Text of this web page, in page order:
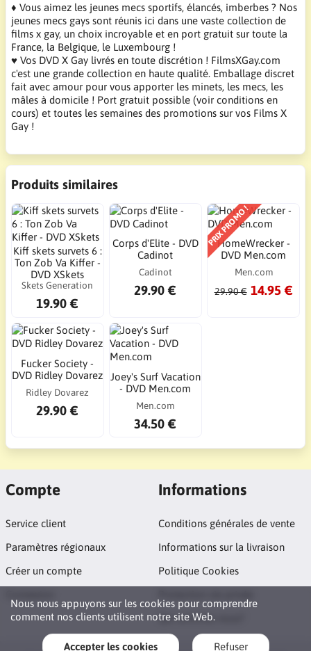
♦ Vous aimez les jeunes mecs sportifs, élancés, imberbes ? Nos
jeunes mecs gays sont réunis ici dans une vaste collection de
films x gay, un choix incroyable et en port gratuit sur toute la
France, la Belgique, le Luxembourg !
♥ Vos DVD X Gay livrés en toute discrétion ! FilmsXGay.com
c'est une grande collection en haute qualité. Emballage discret
fait avec amour pour vous apporter les minets, les mecs, les
mâles à domicile ! Port gratuit possible (voir conditions en
cours) et toutes les semaines des promotions sur vos Films X
Gay !
Produits similaires
Kiff skets survets 6 :
Ton Zob Va Kiffer -
DVD XSkets
Skets Generation
19.90 €
Corps d'Elite - DVD
Cadinot
Cadinot
29.90 €
PRIX PROMO !
HomeWrecker -
DVD Men.com
Men.com
29.90 € 14.95 €
Fucker Society -
DVD Ridley Dovarez
Ridley Dovarez
29.90 €
Joey's Surf Vacation
- DVD Men.com
Men.com
34.50 €
Nous nous appuyons sur les cookies pour comprendre
comment nos clients utilisent notre site Web.
Accepter les cookies Refuser
Compte
Service client
Paramètres régionaux
Créer un compte
Informations
Conditions générales de vente
Informations sur la livraison
Politique Cookies
Qui sommes nous?